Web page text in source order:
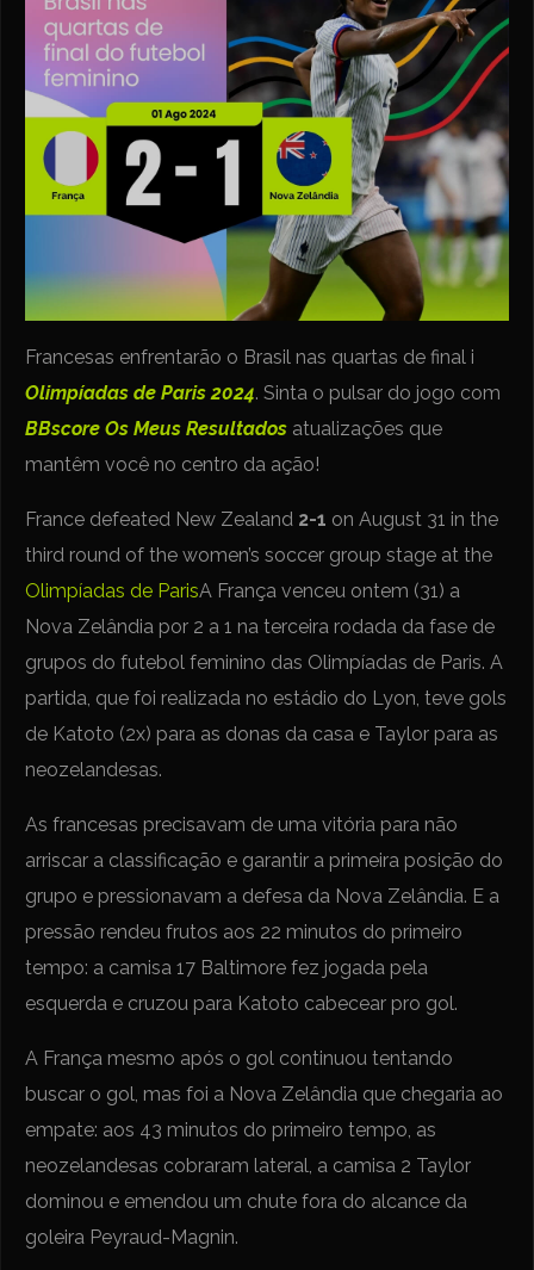
Francesas enfrentarão o Brasil nas quartas de final i
Olimpíadas de Paris 2024. Sinta o pulsar do jogo com
BBscore Os Meus Resultados atualizações que
mantêm você no centro da ação!
France defeated New Zealand 2-1 on August 31 in the
third round of the women’s soccer group stage at the
Olimpíadas de ParisA França venceu ontem (31) a
Nova Zelândia por 2 a 1 na terceira rodada da fase de
grupos do futebol feminino das Olimpíadas de Paris. A
partida, que foi realizada no estádio do Lyon, teve gols
de Katoto (2x) para as donas da casa e Taylor para as
neozelandesas.
As francesas precisavam de uma vitória para não
arriscar a classificação e garantir a primeira posição do
grupo e pressionavam a defesa da Nova Zelândia. E a
pressão rendeu frutos aos 22 minutos do primeiro
tempo: a camisa 17 Baltimore fez jogada pela
esquerda e cruzou para Katoto cabecear pro gol.
A França mesmo após o gol continuou tentando
buscar o gol, mas foi a Nova Zelândia que chegaria ao
empate: aos 43 minutos do primeiro tempo, as
neozelandesas cobraram lateral, a camisa 2 Taylor
dominou e emendou um chute fora do alcance da
goleira Peyraud-Magnin.